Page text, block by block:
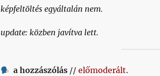
képfeltöltés egyáltalán nem.
update: közben javítva lett.
a hozzászólás //előmoderált.